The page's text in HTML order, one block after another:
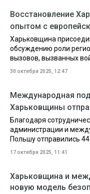
Восстановление
опытом с
Харьковщина
обсуждению роли
вызовов, вызванных
30 октября 2025, 12:47
Международная
Харьковщины
Благодаря
администрации и
Польшу отправились
17 октября 2025, 11:41
Харьковщина и
новую модель